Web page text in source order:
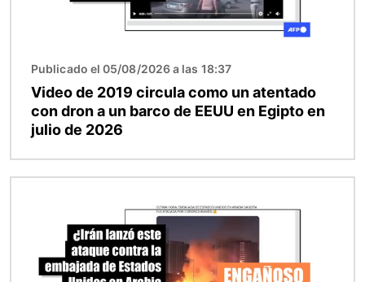
Publicado el 05/08/2026 a las 18:37
Video de 2019 circula como un atentado
con dron a un barco de EEUU en Egipto en
julio de 2026